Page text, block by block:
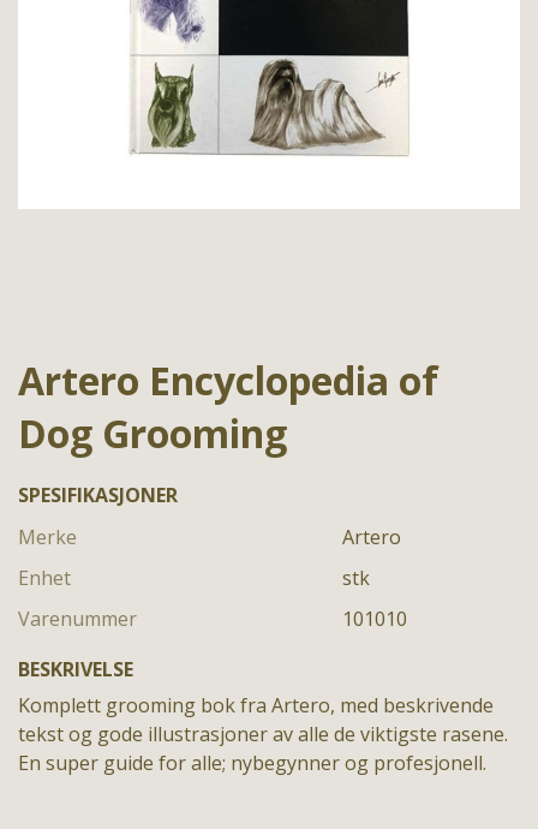
Artero Encyclopedia of
Dog Grooming
SPESIFIKASJONER
Merke
Artero
Enhet
stk
Varenummer
101010
BESKRIVELSE
Komplett grooming bok fra Artero, med beskrivende
tekst og gode illustrasjoner av alle de viktigste rasene.
En super guide for alle; nybegynner og profesjonell.